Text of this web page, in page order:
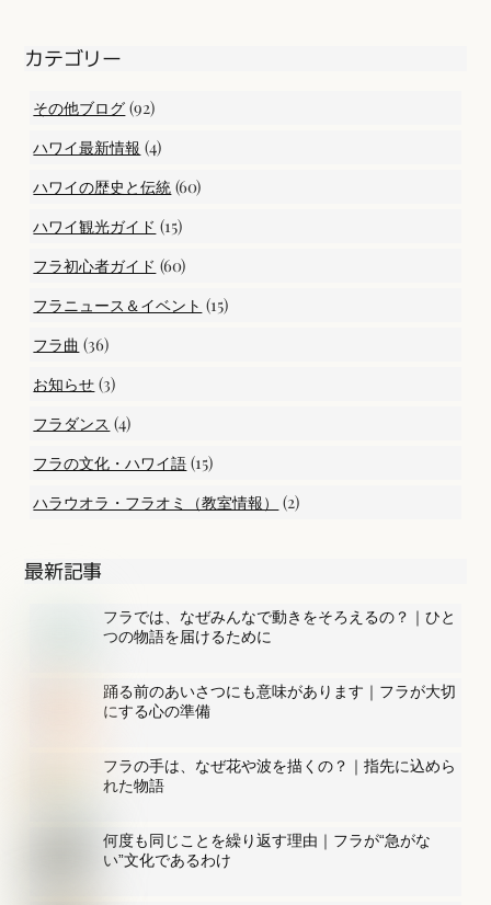
カテゴリー
その他ブログ (92)
ハワイ最新情報 (4)
ハワイの歴史と伝統 (60)
ハワイ観光ガイド (15)
フラ初心者ガイド (60)
フラニュース＆イベント (15)
フラ曲 (36)
お知らせ (3)
フラダンス (4)
フラの文化・ハワイ語 (15)
ハラウオラ・フラオミ（教室情報） (2)
最新記事
フラでは、なぜみんなで動きをそろえるの？｜ひと
つの物語を届けるために
踊る前のあいさつにも意味があります｜フラが大切
にする心の準備
フラの手は、なぜ花や波を描くの？｜指先に込めら
れた物語
何度も同じことを繰り返す理由｜フラが“急がな
い”文化であるわけ